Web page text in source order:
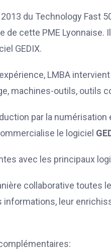
du Technology Fast
cette PME Lyonnaise.
GEDIX.
LMBA
machines-outils, outils
par la
le logiciel
avec les principaux
collaborative toutes
leur